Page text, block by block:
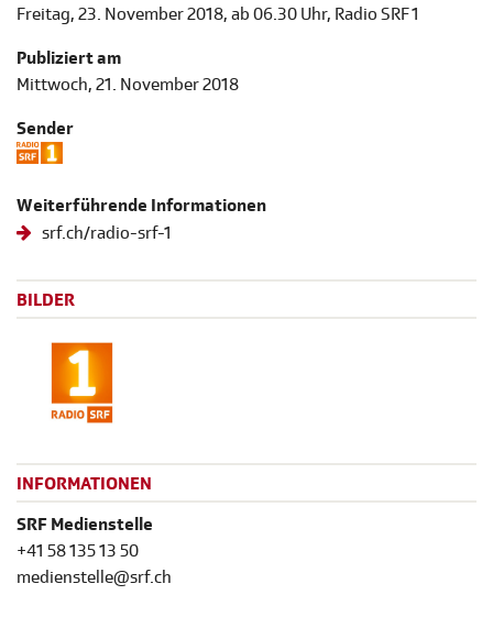
Freitag, 23. November 2018, ab 06.30 Uhr, Radio SRF 1
Publiziert am
Mittwoch, 21. November 2018
Sender
Weiterführende Informationen
srf.ch/radio-srf-1
BILDER
INFORMATIONEN
SRF Medienstelle
+41 58 135 13 50
medienstelle@srf.ch